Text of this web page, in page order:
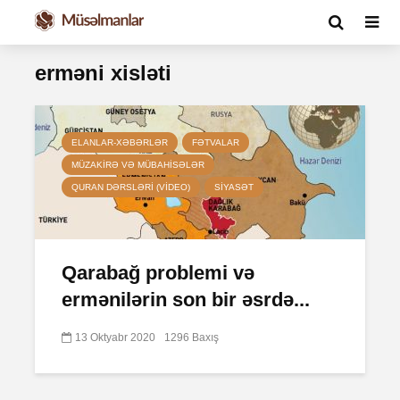
erməni xisləti
ELANLAR-XƏBƏRLƏR FƏTVALAR
MÜZAKIRƏ VƏ MÜBAHISƏLƏR
QURAN DƏRSLƏRI (VIDEO) SIYASƏT
Qarabağ problemi və
ermənilərin son bir əsrdə...
13 Oktyabr 2020 1296 Baxış